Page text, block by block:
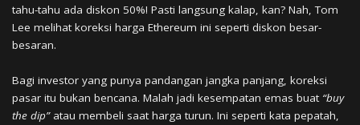
tahu-tahu ada diskon 50%! Pasti langsung kalap, kan? Nah, Tom
Lee melihat koreksi harga Ethereum ini seperti diskon besar-
besaran.
Bagi investor yang punya pandangan jangka panjang, koreksi
pasar itu bukan bencana. Malah jadi kesempatan emas buat “buy
the dip”atau membeli saat harga turun. Ini seperti kata pepatah,